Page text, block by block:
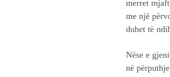
merret
me një
duhet të
Nëse e
në